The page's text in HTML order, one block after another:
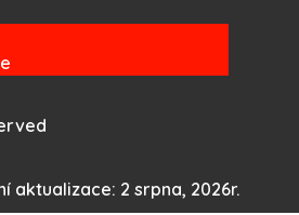
aktualizace: 2 srpna, 2026r.